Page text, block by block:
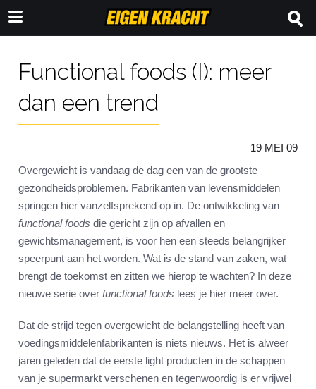
Functional foods (I): meer
dan een trend
19 MEI 09
Overgewicht is vandaag de dag een van de grootste
gezondheidsproblemen. Fabrikanten van levensmiddelen
springen hier vanzelfsprekend op in. De ontwikkeling van
functional foods die gericht zijn op afvallen en
gewichtsmanagement, is voor hen een steeds belangrijker
speerpunt aan het worden. Wat is de stand van zaken, wat
brengt de toekomst en zitten we hierop te wachten? In deze
nieuwe serie over functional foods lees je hier meer over.
Dat de strijd tegen overgewicht de belangstelling heeft van
voedingsmiddelenfabrikanten is niets nieuws. Het is alweer
jaren geleden dat de eerste light producten in de schappen
van je supermarkt verschenen en tegenwoordig is er vrijwel